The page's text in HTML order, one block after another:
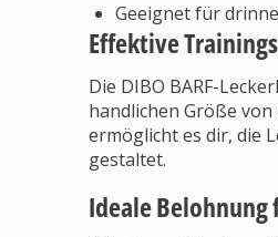
Geeignet für
Effektive
Die DIBO BARF-
handlichen Größe
ermöglicht es dir, die
gestaltet.
Ideale